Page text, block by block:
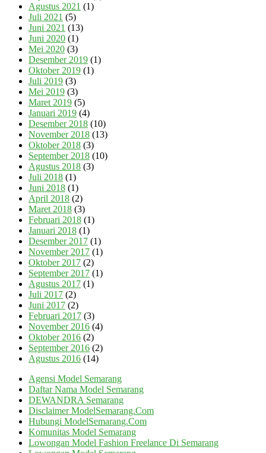
Agustus 2021 (1)
Juli 2021 (5)
Juni 2021 (13)
Juni 2020 (1)
Mei 2020 (3)
Desember 2019 (1)
Oktober 2019 (1)
Juli 2019 (3)
Mei 2019 (3)
Maret 2019 (5)
Januari 2019 (4)
Desember 2018 (10)
November 2018 (13)
Oktober 2018 (3)
September 2018 (10)
Agustus 2018 (3)
Juli 2018 (1)
Juni 2018 (1)
April 2018 (2)
Maret 2018 (3)
Februari 2018 (1)
Januari 2018 (1)
Desember 2017 (1)
November 2017 (1)
Oktober 2017 (2)
September 2017 (1)
Agustus 2017 (1)
Juli 2017 (2)
Juni 2017 (2)
Februari 2017 (3)
November 2016 (4)
Oktober 2016 (2)
September 2016 (2)
Agustus 2016 (14)
Agensi Model Semarang
Daftar Nama Model Semarang
DEWANDRA Semarang
Disclaimer ModelSemarang.Com
Hubungi ModelSemarang.Com
Komunitas Model Semarang
Lowongan Model Fashion Freelance Di Semarang